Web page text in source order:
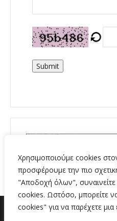
Χρησιμοποιούμε cookies
προσφέρουμε την πιο
"Αποδοχή όλων",
cookies. Ωστόσο, μπορείτε να
cookies" για να παρέχετε
Submit